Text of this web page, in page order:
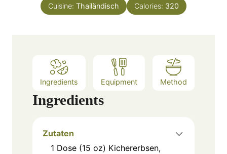
t
Cuisine: Thailändisch Calories: 320
Ingredients Equipment Method
Ingredients
Zutaten
1 Dose (15 oz) Kichererbsen,